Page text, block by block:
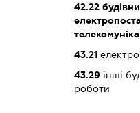
42.22
43.21
43.29 інші
роботи